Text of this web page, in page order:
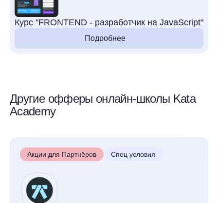
Курс "FRONTEND - разработчик на JavaScript"
Подробнее
Другие офферы онлайн-школы Kata
Academy
Акции для Партнёров Спец условия